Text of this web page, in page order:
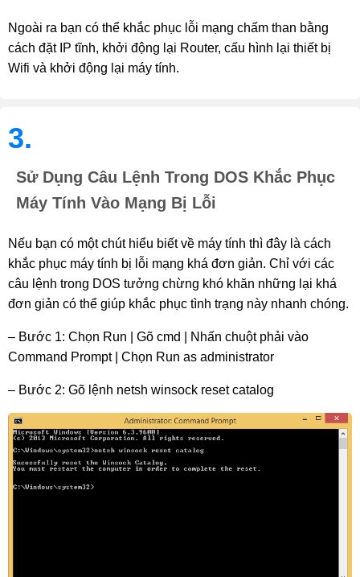
Ngoài ra bạn có thể khắc phục lỗi mạng chấm than bằng
cách đặt IP tĩnh, khởi động lại Router, cấu hình lại thiết bị
Wifi và khởi động lại máy tính.
3.
Sử Dụng Câu Lệnh Trong DOS Khắc Phục
Máy Tính Vào Mạng Bị Lỗi
Nếu bạn có một chút hiểu biết về máy tính thì đây là cách
khắc phục máy tính bị lỗi mạng khá đơn giản. Chỉ với các
câu lệnh trong DOS tưởng chừng khó khăn những lại khá
đơn giản có thể giúp khắc phục tình trạng này nhanh chóng.
– Bước 1: Chọn Run | Gõ cmd | Nhấn chuột phải vào
Command Prompt | Chọn Run as administrator
– Bước 2: Gõ lệnh netsh winsock reset catalog